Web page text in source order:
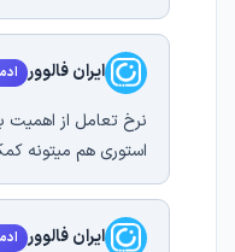
ایران فالوور
نرخ تعامل از اهمیت
استوری هم میتونه
ایران فالوور